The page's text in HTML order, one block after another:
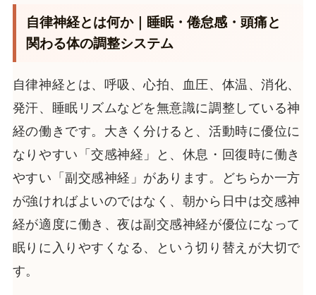
自律神経とは何か｜睡眠・倦怠感・頭痛と
関わる体の調整システム
自律神経とは、呼吸、心拍、血圧、体温、消化、
発汗、睡眠リズムなどを無意識に調整している神
経の働きです。大きく分けると、活動時に優位に
なりやすい「交感神経」と、休息・回復時に働き
やすい「副交感神経」があります。どちらか一方
が強ければよいのではなく、朝から日中は交感神
経が適度に働き、夜は副交感神経が優位になって
眠りに入りやすくなる、という切り替えが大切で
す。